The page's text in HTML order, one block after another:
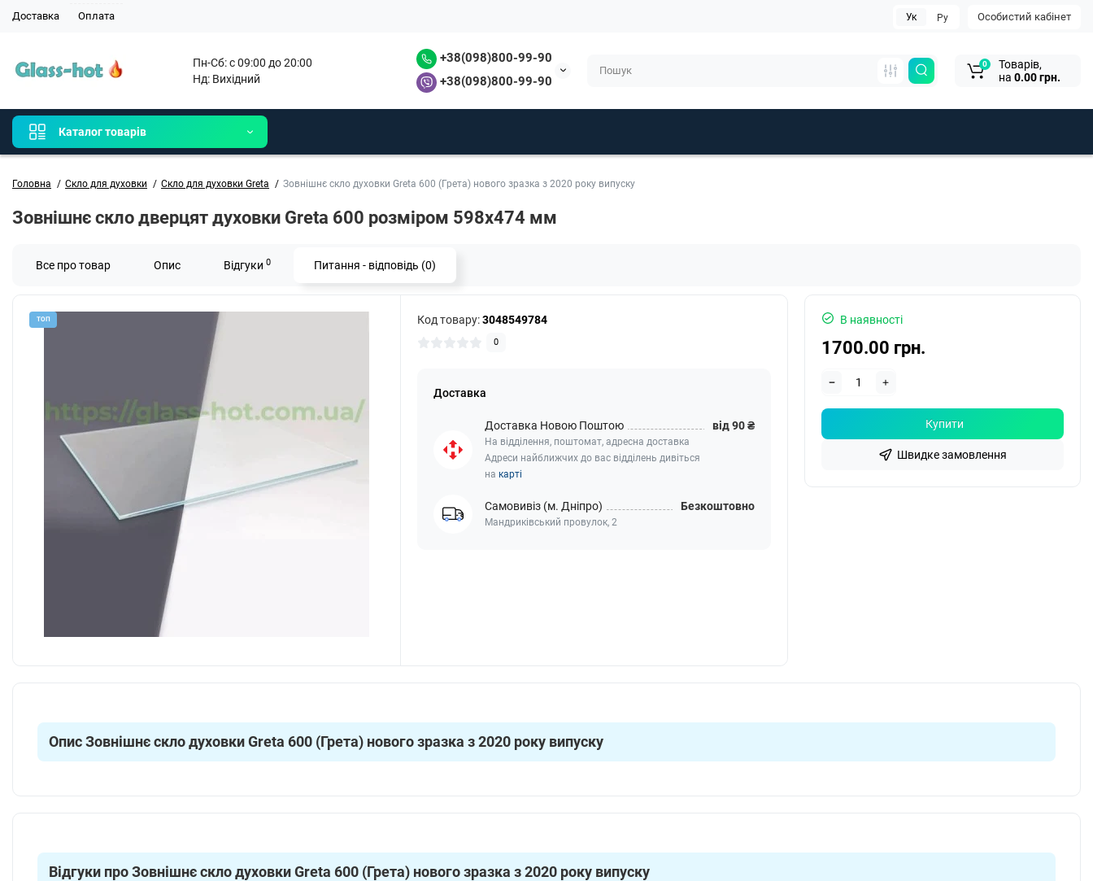
Доставка Оплата Особистий кабінет
Ук Ру
Пн-Сб: с 09:00 до 20:00
Нд: Вихідний
+38(098)800-99-90
+38(098)800-99-90
0
Товарів,
на 0.00 грн.
Каталог товарів
Головна Скло для духовки Скло для духовки Greta Зовнішнє скло духовки Greta 600 (Грета) нового зразка з 2020 року випуску
Зовнішнє скло дверцят духовки Greta 600 розміром 598х474 мм
Все про товар Опис Відгуки 0 Питання - відповідь (0)
ТОП Код товару:3048549784
0
Доставка
Доставка Новою Поштою
На відділення, поштомат, адресна доставка
Адреси найближчих до вас відділень дивіться
на карті
від 90 ₴
Самовивіз (м. Дніпро)
Мандриківський провулок, 2
Безкоштовно
В наявності
1700.00 грн.
Купити
Швидке замовлення
Опис Зовнішнє скло духовки Greta 600 (Грета) нового зразка з 2020 року випуску
Відгуки про Зовнішнє скло духовки Greta 600 (Грета) нового зразка з 2020 року випуску